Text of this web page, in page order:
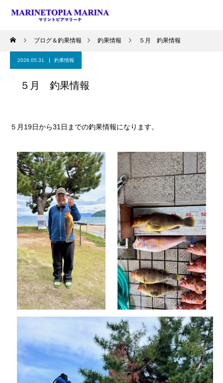
ブログ＆釣果情報 釣果情報 ５月 釣果情報
2026.05.31 釣果情報
５月 釣果情報
５月19日から31日までの釣果情報になります。